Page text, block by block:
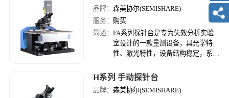
品牌：森美协尔(SEMISHARE)
服务： 购买
简述：FA系列探针台是专为失效分析实验
室设计的一款量测设备，具光学特
性、激光特性，设备结构稳定，系统
功能丰富齐全。
H系列 手动探针台
品牌：森美协尔(SEMISHARE)